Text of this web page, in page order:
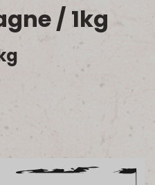
BUREAU/ 1kg